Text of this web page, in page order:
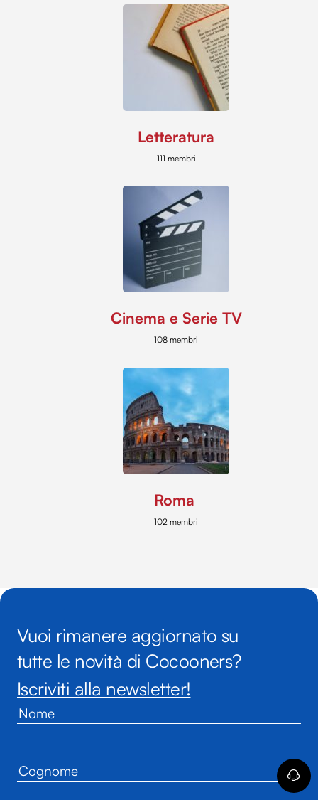
Letteratura
111 membri
Cinema e Serie TV
108 membri
Roma
102 membri
Vuoi rimanere aggiornato su
tutte le novità di Cocooners?
Iscriviti alla newsletter!